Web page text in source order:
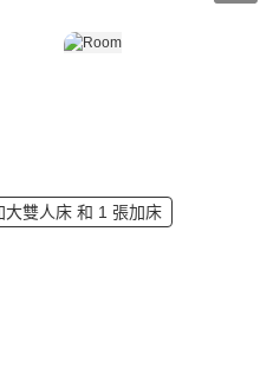
大雙人床 和 1 張加床